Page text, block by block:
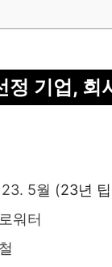
정 기업, 회
23. 5월 (23년
워터